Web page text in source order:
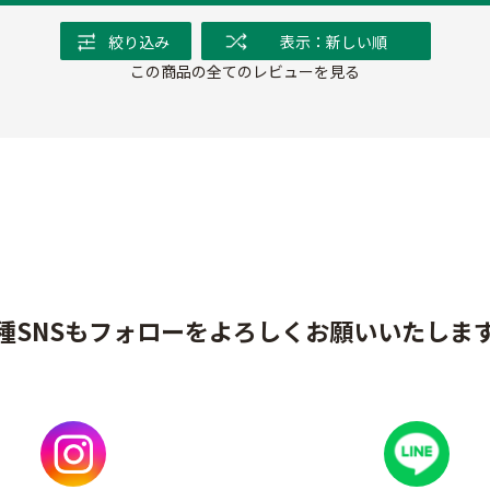
絞り込み
表示：新しい順
この商品の全てのレビューを見る
SNSもフォローをよろしくお願いいたしま